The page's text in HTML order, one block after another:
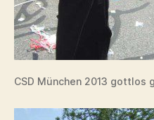
CSD München 2013 gottlos